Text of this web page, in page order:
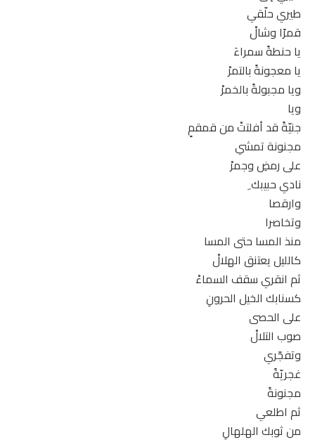
طيري حلّقي
قمرًا وشالْ
يا حنطةً سمراءَ
يا معجونةً بالتمرْ
ويا مجبولةً بالخمرْ
ويا
جنيّةً قد أفلتتْ من قمقمٍ
مجنونة تمشي
على رمضِ وجمرْ
نادي حبيبك ِ
وارقصا
وتخاصرا
منذ المسا حتى المسا
كالليل يعتنق الهلالْ
ثم انقري سقف السماءْ
كسنابك الخيل الحرونِ
على الحصى
صوب التلالْ
وتفجّري
غجريّةً
مجنونةً
ثم اطلعي
من ثوبك الهلهالِ